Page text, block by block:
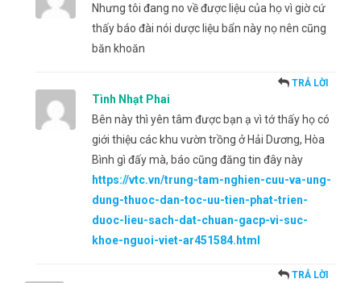
Nhưng tôi đang no về được liệu của họ vì giờ cứ
thấy báo đài nói dược liệu bẩn này nọ nên cũng
băn khoăn
Tình Nhạt Phai
TRẢ LỜI
Bên này thì yên tâm được bạn ạ vì tớ thấy họ có
giới thiệu các khu vườn trồng ở Hải Dương, Hòa
Bình gì đấy mà, báo cũng đăng tin đây này
https://vtc.vn/trung-tam-nghien-cuu-va-ung-
dung-thuoc-dan-toc-uu-tien-phat-trien-
duoc-lieu-sach-dat-chuan-gacp-vi-suc-
khoe-nguoi-viet-ar451584.html
TRẢ LỜI